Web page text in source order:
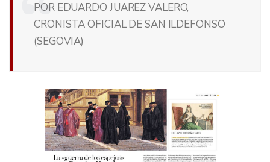
POR EDUARDO JUAREZ VALERO,
CRONISTA OFICIAL DE SAN ILDEFONSO
(SEGOVIA)